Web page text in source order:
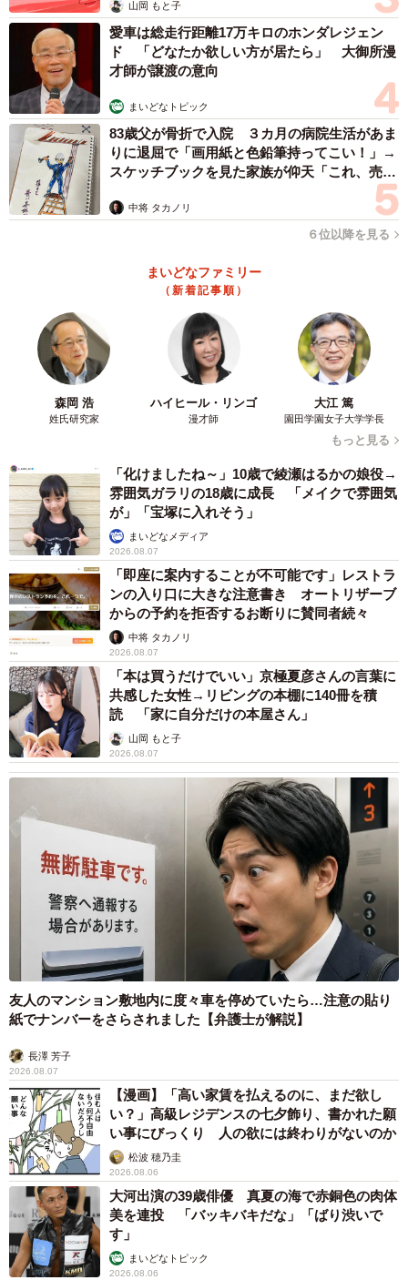
油絵を描こうと、多摩美術大を志す。合格したのは版画
科だった。「油絵落ちた人、日本画落ちた人、グラフィッ
ク落ちた人が主に来る学科でした。5浪の人もいました」
絵画の専門教育を受けたことは、影の部分もあるとい
う。
「美大行っちゃったことによって、絵画の技法を知っち
ゃっている。こういう構図で、こういう背景があってと考
えてしまう。絵を見るって何だろうと思います」
展覧会は、前半の「絵画の『ジャンル』と『ランク付
け』」と後半の「激動の近現代」の2部で構成されている。
「前半は肖像画とか風景画とか、ジャンルごとに価値付け
があったというお話ですね。後半は近代になって、そうい
う価値観が崩れていって画家の個性が出たということだと
思います」と、片桐さんは分析する。
その上で、お笑いのジャンルで独自の見立てを披露す
る。「前半は歌舞伎や文楽といった伝統芸能です。あるい
は名人たちのベタで鉄板な芸です」と解説。「後半はそれ
をずらしていって、笑いや演劇になる。個性が見えてく
る。いわば『大喜利』ですね」。お題を与えられ、自身の
センスで面白さを競うバラエティー番組の「大喜利」―。
片桐さんらしくユニークな感性で展覧会を評した。
さらに肖像画のようだが、顔部分にリンゴが描かれたマ
グリットの「観念」を念頭に「顔にリンゴが浮いた絵を普
通は描かないわけです。自分のタレント性をアピールする
絵になっている。そこまで『大喜利』が進むとは」と言
及。近現代の作品を「型」から進化した個性の発露、とす
1周目は字を読まず見て
さて、今回の展覧会会場は京都市京セラ美術館だ。周辺
は片桐さんが好きな場所で、同館には何度も訪れたことが
あるという。「緑が多いし、東山もきれいに見えるし。昔
の建物をリフォームして使ってるっていうのが、いいです
片桐さんは、同館で開催中の特別展「日本画アヴァンギ
ろん時代がちょっと後なので、全然この人たち（「西洋絵
画400年の旅」の画家）の弟子はいないんですけど、絶対に
影響を受けている。（2つの展覧会を）同じ日に見られるっ
ていうのは、面白い価値観だなと思いましたね」と満足そ
うだ。
「多くの人は絵を10秒も見ていない。キャプションを見
てるんです」という片桐さん。おすすめの鑑賞法はあるの
だろうか。
山岡 もと子
愛車は総走行距離17万キロのホンダレジェン
ド 「どなたか欲しい方が居たら」 大御所漫
才師が譲渡の意向
まいどなトピック
83歳父が骨折で入院 ３カ月の病院生活があま
りに退屈で「画用紙と色鉛筆持ってこい！」→
スケッチブックを見た家族が仰天「これ、売れ
中将 タカノリ
６位以降を見る
まいどなファミリー
（新着記事順）
森岡 浩
姓氏研究家
ハイヒール・リンゴ
漫才師
大江 篤
園田学園女子大学学長
もっと見る
「化けましたね～」10歳で綾瀬はるかの娘役→
雰囲気ガラリの18歳に成長 「メイクで雰囲気
が」「宝塚に入れそう」
まいどなメディア
2026.08.07
「即座に案内することが不可能です」レストラ
ンの入り口に大きな注意書き オートリザーブ
からの予約を拒否するお断りに賛同者続々
中将 タカノリ
2026.08.07
「本は買うだけでいい」京極夏彦さんの言葉に
共感した女性→リビングの本棚に140冊を積
読 「家に自分だけの本屋さん」
山岡 もと子
2026.08.07
友人のマンション敷地内に度々車を停めていたら…注意の貼り
紙でナンバーをさらされました【弁護士が解説】
長澤 芳子
2026.08.07
【漫画】「高い家賃を払えるのに、まだ欲し
い？」高級レジデンスの七夕飾り、書かれた願
い事にびっくり 人の欲には終わりがないのか
松波 穂乃圭
2026.08.06
大河出演の39歳俳優 真夏の海で赤銅色の肉体
美を連投 「バッキバキだな」「ばり渋いで
す」
まいどなトピック
2026.08.06